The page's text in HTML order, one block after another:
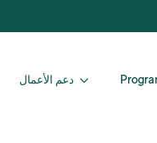
دعم الأعمال